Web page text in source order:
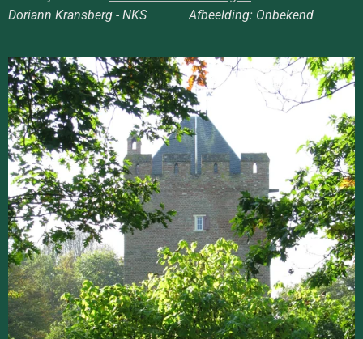
Doriann Kransberg - NKS Afbeelding: Onbekend